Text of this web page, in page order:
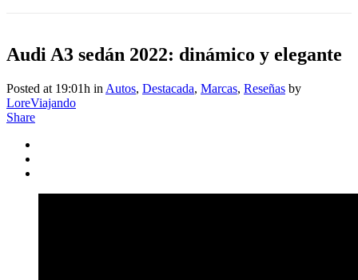
Audi A3 sedán 2022: dinámico y elegante
Posted at 19:01h in Autos, Destacada, Marcas, Reseñas by
LoreViajando
Share